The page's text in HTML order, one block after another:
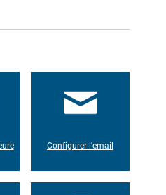
Configurer l'email